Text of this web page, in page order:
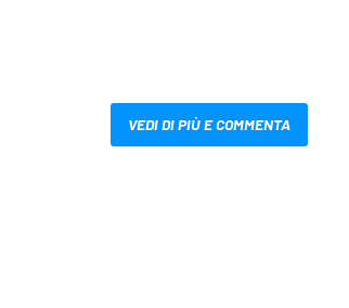
VEDI DI PIÙ E COMMENTA